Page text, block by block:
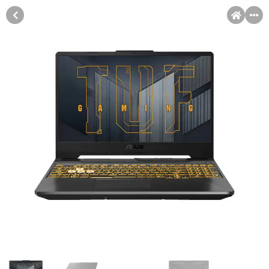
Račun
Pomoć pri kupovini